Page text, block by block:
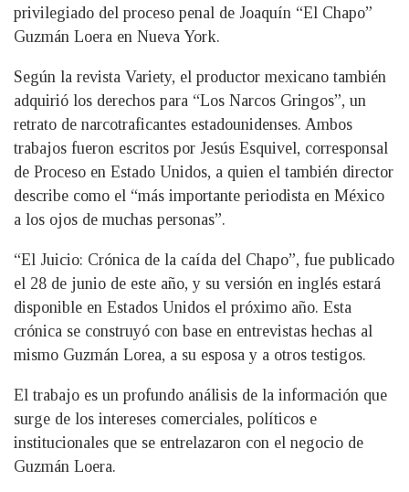
privilegiado del proceso penal de Joaquín “El Chapo”
Guzmán Loera en Nueva York.
Según la revista Variety, el productor mexicano también
adquirió los derechos para “Los Narcos Gringos”, un
retrato de narcotraficantes estadounidenses. Ambos
trabajos fueron escritos por Jesús Esquivel, corresponsal
de Proceso en Estado Unidos, a quien el también director
describe como el “más importante periodista en México
a los ojos de muchas personas”.
“El Juicio: Crónica de la caída del Chapo”, fue publicado
el 28 de junio de este año, y su versión en inglés estará
disponible en Estados Unidos el próximo año. Esta
crónica se construyó con base en entrevistas hechas al
mismo Guzmán Lorea, a su esposa y a otros testigos.
El trabajo es un profundo análisis de la información que
surge de los intereses comerciales, políticos e
institucionales que se entrelazaron con el negocio de
Guzmán Loera.